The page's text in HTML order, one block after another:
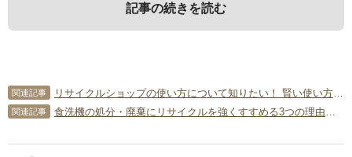
記事の続きを読む
1．調理器具の処分方法を知りたい
えるものです。新製品もどんどん発売されるので、「便利
3．調理器具の処分を回収業者に依頼す
るメリット
関連記事 リサイクルショップの使い方について知りたい！ 賢い使い方をマスターしよう！
関連記事 食洗機の処分・廃棄にリサイクルを強くすすめる3つの理由を大公開！